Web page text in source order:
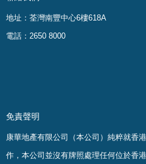
地址：荃灣南豐中心6樓618A
電話：2650 8000
免責聲明
康華地產有限公司（本公司）純粹就香
作，本公司並沒有牌照處理任何位於香港